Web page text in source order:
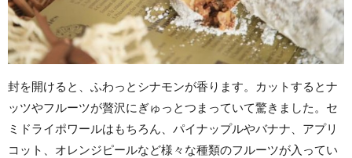
封を開けると、ふわっとシナモンが香ります。カットするとナ
ッツやフルーツが贅沢にぎゅっとつまっていて驚きました。セ
ミドライポワールはもちろん、パイナップルやバナナ、アプリ
コット、オレンジピールなど様々な種類のフルーツが入ってい